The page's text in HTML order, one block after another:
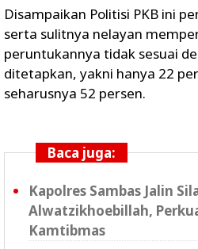
Disampaikan Politisi PKB ini
serta sulitnya nelayan
peruntukannya tidak sesuai
ditetapkan, yakni hanya 22
seharusnya 52 persen.
Baca juga:
Kapolres Sambas Jalin
Alwatzikhoebillah,
Kamtibmas